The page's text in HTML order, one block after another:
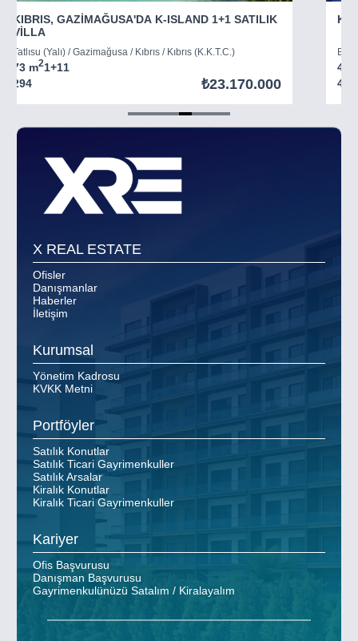
KIBRIS, GAZİMAĞUSA'DA K-ISLAND 1+1 SATILIK
VİLLA
Tatlısu (Yalı) / Gazimağusa / Kıbrıs / Kıbrıs (K.K.T.C.)
73 m21+11
294
₺23.170.000
45
403
of
X REAL ESTATE
Ofisler
Danışmanlar
Haberler
İletişim
Kurumsal
Yönetim Kadrosu
KVKK Metni
Portföyler
Satılık Konutlar
Satılık Ticari Gayrimenkuller
Satılık Arsalar
Kiralık Konutlar
Kiralık Ticari Gayrimenkuller
Kariyer
Ofis Başvurusu
Danışman Başvurusu
Gayrimenkulünüzü Satalım / Kiralayalım